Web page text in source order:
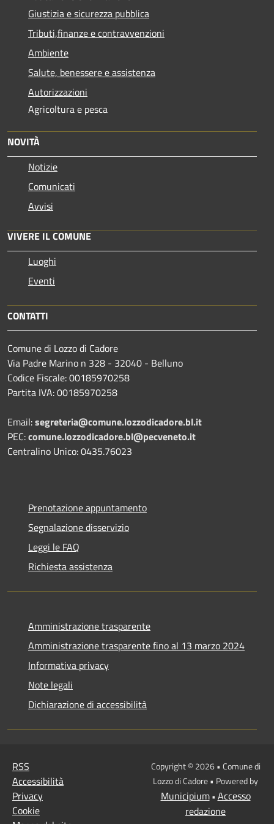
Giustizia e sicurezza pubblica
Tributi,finanze e contravvenzioni
Ambiente
Salute, benessere e assistenza
Autorizzazioni
Agricoltura e pesca
NOVITÀ
Notizie
Comunicati
Avvisi
VIVERE IL COMUNE
Luoghi
Eventi
CONTATTI
Comune di Lozzo di Cadore
Via Padre Marino n 328 - 32040 - Belluno
Codice Fiscale: 00185970258
Partita IVA: 00185970258
Email:segreteria@comune.lozzodicadore.bl.it
PEC:comune.lozzodicadore.bl@pecveneto.it
Centralino Unico: 0435.76023
Prenotazione appuntamento
Segnalazione disservizio
Leggi le FAQ
Richiesta assistenza
Amministrazione trasparente
Amministrazione trasparente fino al 13 marzo 2024
Informativa privacy
Note legali
Dichiarazione di accessibilità
RSS
Accessibilità
Privacy
Cookie
Copyright © 2026 • Comune di
Lozzo di Cadore • Powered by
Municipium• Accesso
redazione